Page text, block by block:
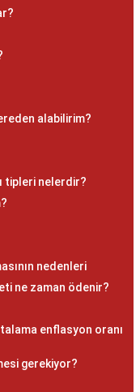
alabilirim?
tipleri nelerdir?
nedenleri
ne zaman ödenir?
enflasyon oranı
gerekiyor?